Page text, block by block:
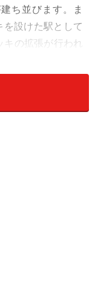
ち並びます。ま
設けた駅として
の拡張が行われ
開業で「東京」駅
アクセスの面で